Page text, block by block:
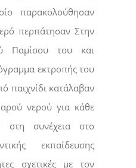
παρακολούθησαν
περπάτησαν Στην
Παμίσου του και
εκτροπής του
παιχνίδι κατάλαβαν
νερού για κάθε
στη συνέχεια στο
εκπαίδευσης
σχετικές με τον